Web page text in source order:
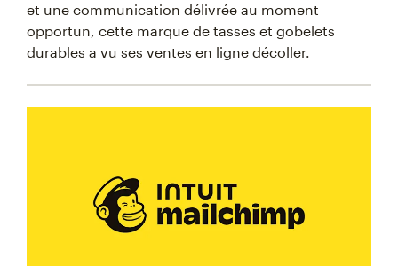
et une communication délivrée au moment
opportun, cette marque de tasses et gobelets
durables a vu ses ventes en ligne décoller.